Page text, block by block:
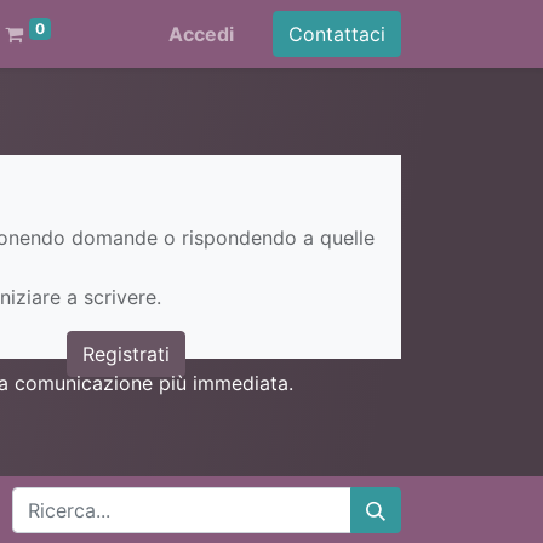
0 Accedi Contattaci
domande o rispondendo a quelle
a scrivere.
Registrati
comunicazione più immediata.